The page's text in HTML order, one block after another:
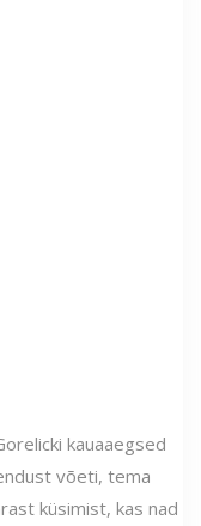
kauaaegsed
võeti, tema
küsimist, kas nad